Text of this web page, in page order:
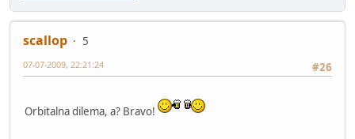
scallop
5
#26
07-07-2009, 22:21:24
Orbitalna dilema, a? Bravo!